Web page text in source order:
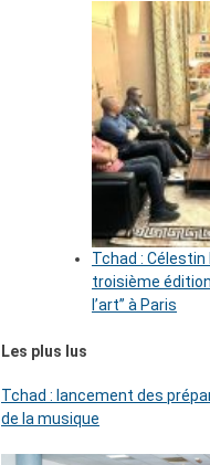
Tchad :
troisième édition
l’art’’ à Paris
Les plus lus
Tchad : lancement des
de la musique